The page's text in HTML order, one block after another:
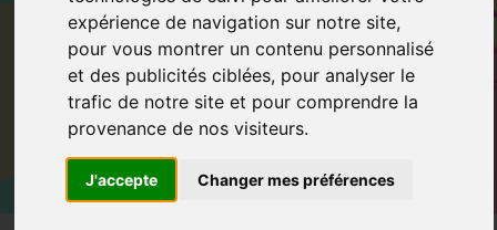
expérience de navigation sur notre site,
pour vous montrer un contenu personnalisé
et des publicités ciblées, pour analyser le
trafic de notre site et pour comprendre la
provenance de nos visiteurs.
J'accepte Changer mes préférences
PENSIONNAIRES
Accueil Adopter Sanka